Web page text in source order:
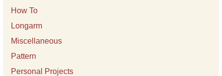
How To
Longarm
Miscellaneous
Pattern
Personal Projects